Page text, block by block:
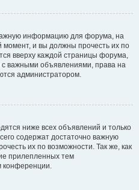
информацию для форума, на
момент, и вы должны прочесть их по
вверху каждой страницы форума,
с важными объявлениями, права на
администратором.
ниже всех объявлений и только
содержат достаточно важную
их по возможности. Так же, как
прилепленных тем
конференции.